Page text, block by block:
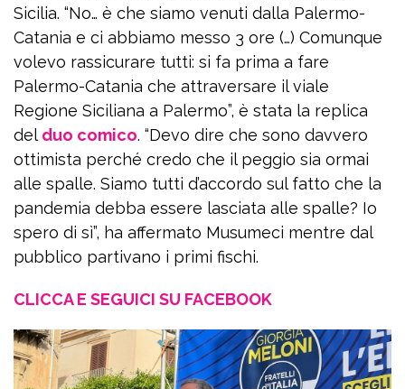
Sicilia. “No… è che siamo venuti dalla Palermo-
Catania e ci abbiamo messo 3 ore (…) Comunque
volevo rassicurare tutti: si fa prima a fare
Palermo-Catania che attraversare il viale
Regione Siciliana a Palermo”, è stata la replica
delduo comico. “Devo dire che sono davvero
ottimista perché credo che il peggio sia ormai
alle spalle. Siamo tutti d’accordo sul fatto che la
pandemia debba essere lasciata alle spalle? Io
spero di sì”, ha affermato Musumeci mentre dal
pubblico partivano i primi fischi.
CLICCA E SEGUICI SU FACEBOOK